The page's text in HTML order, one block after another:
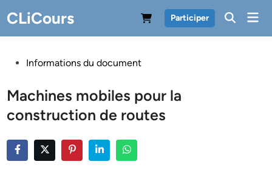
to
content
CLiCours Participer
PostedInformations du document
Machines mobiles pour la
construction de routes